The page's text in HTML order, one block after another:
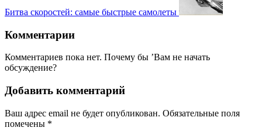
Битва скоростей: самые быстрые самолеты
Комментарии
Комментариев пока нет. Почему бы ’Вам не начать
обсуждение?
Добавить комментарий
Ваш адрес email не будет опубликован. Обязательные поля
помечены *